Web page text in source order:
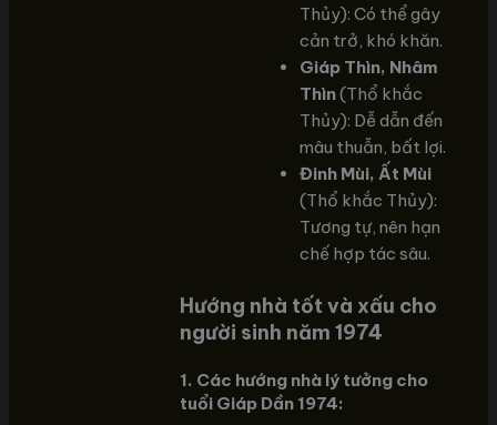
Thủy): Có thể gây
cản trở, khó khăn.
Giáp Thìn, Nhâm
Thìn(Thổ khắc
Thủy): Dễ dẫn đến
mâu thuẫn, bất lợi.
Đinh Mùi, Ất Mùi
(Thổ khắc Thủy):
Tương tự, nên hạn
chế hợp tác sâu.
Hướng nhà tốt và xấu cho
người sinh năm 1974
1. Các hướng nhà lý tưởng cho
tuổi Giáp Dần 1974: